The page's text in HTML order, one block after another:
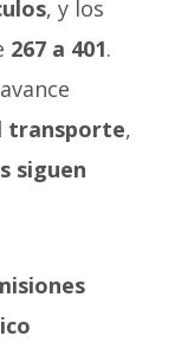
, y los
267 a 401.
transporte,
siguen